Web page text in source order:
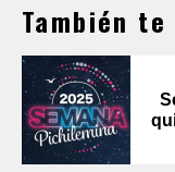
También